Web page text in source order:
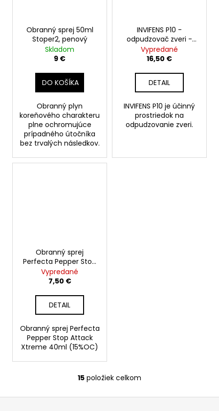
Obranný sprej 50ml
Stoper2, penový
Skladom
9 €
DO KOŠÍKA
Obranný plyn
koreňového charakteru
plne ochromujúce
prípadného útočníka
bez trvalých následkov.
INVIFENS P10 -
odpudzovač zveri -
sprej 200ml
Vypredané
16,50 €
DETAIL
INVIFENS P10 je účinný
prostriedok na
odpudzovanie zveri.
Obranný sprej
Perfecta Pepper Stop
Attack Xtreme 40ml
(15%OC)
Vypredané
7,50 €
DETAIL
Obranný sprej Perfecta
Pepper Stop Attack
Xtreme 40ml (15%OC)
O
v
15 položiek celkom